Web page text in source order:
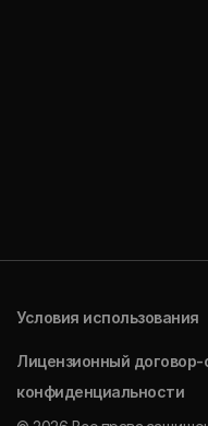
Условия использования
Лицензионный
конфиденциальности